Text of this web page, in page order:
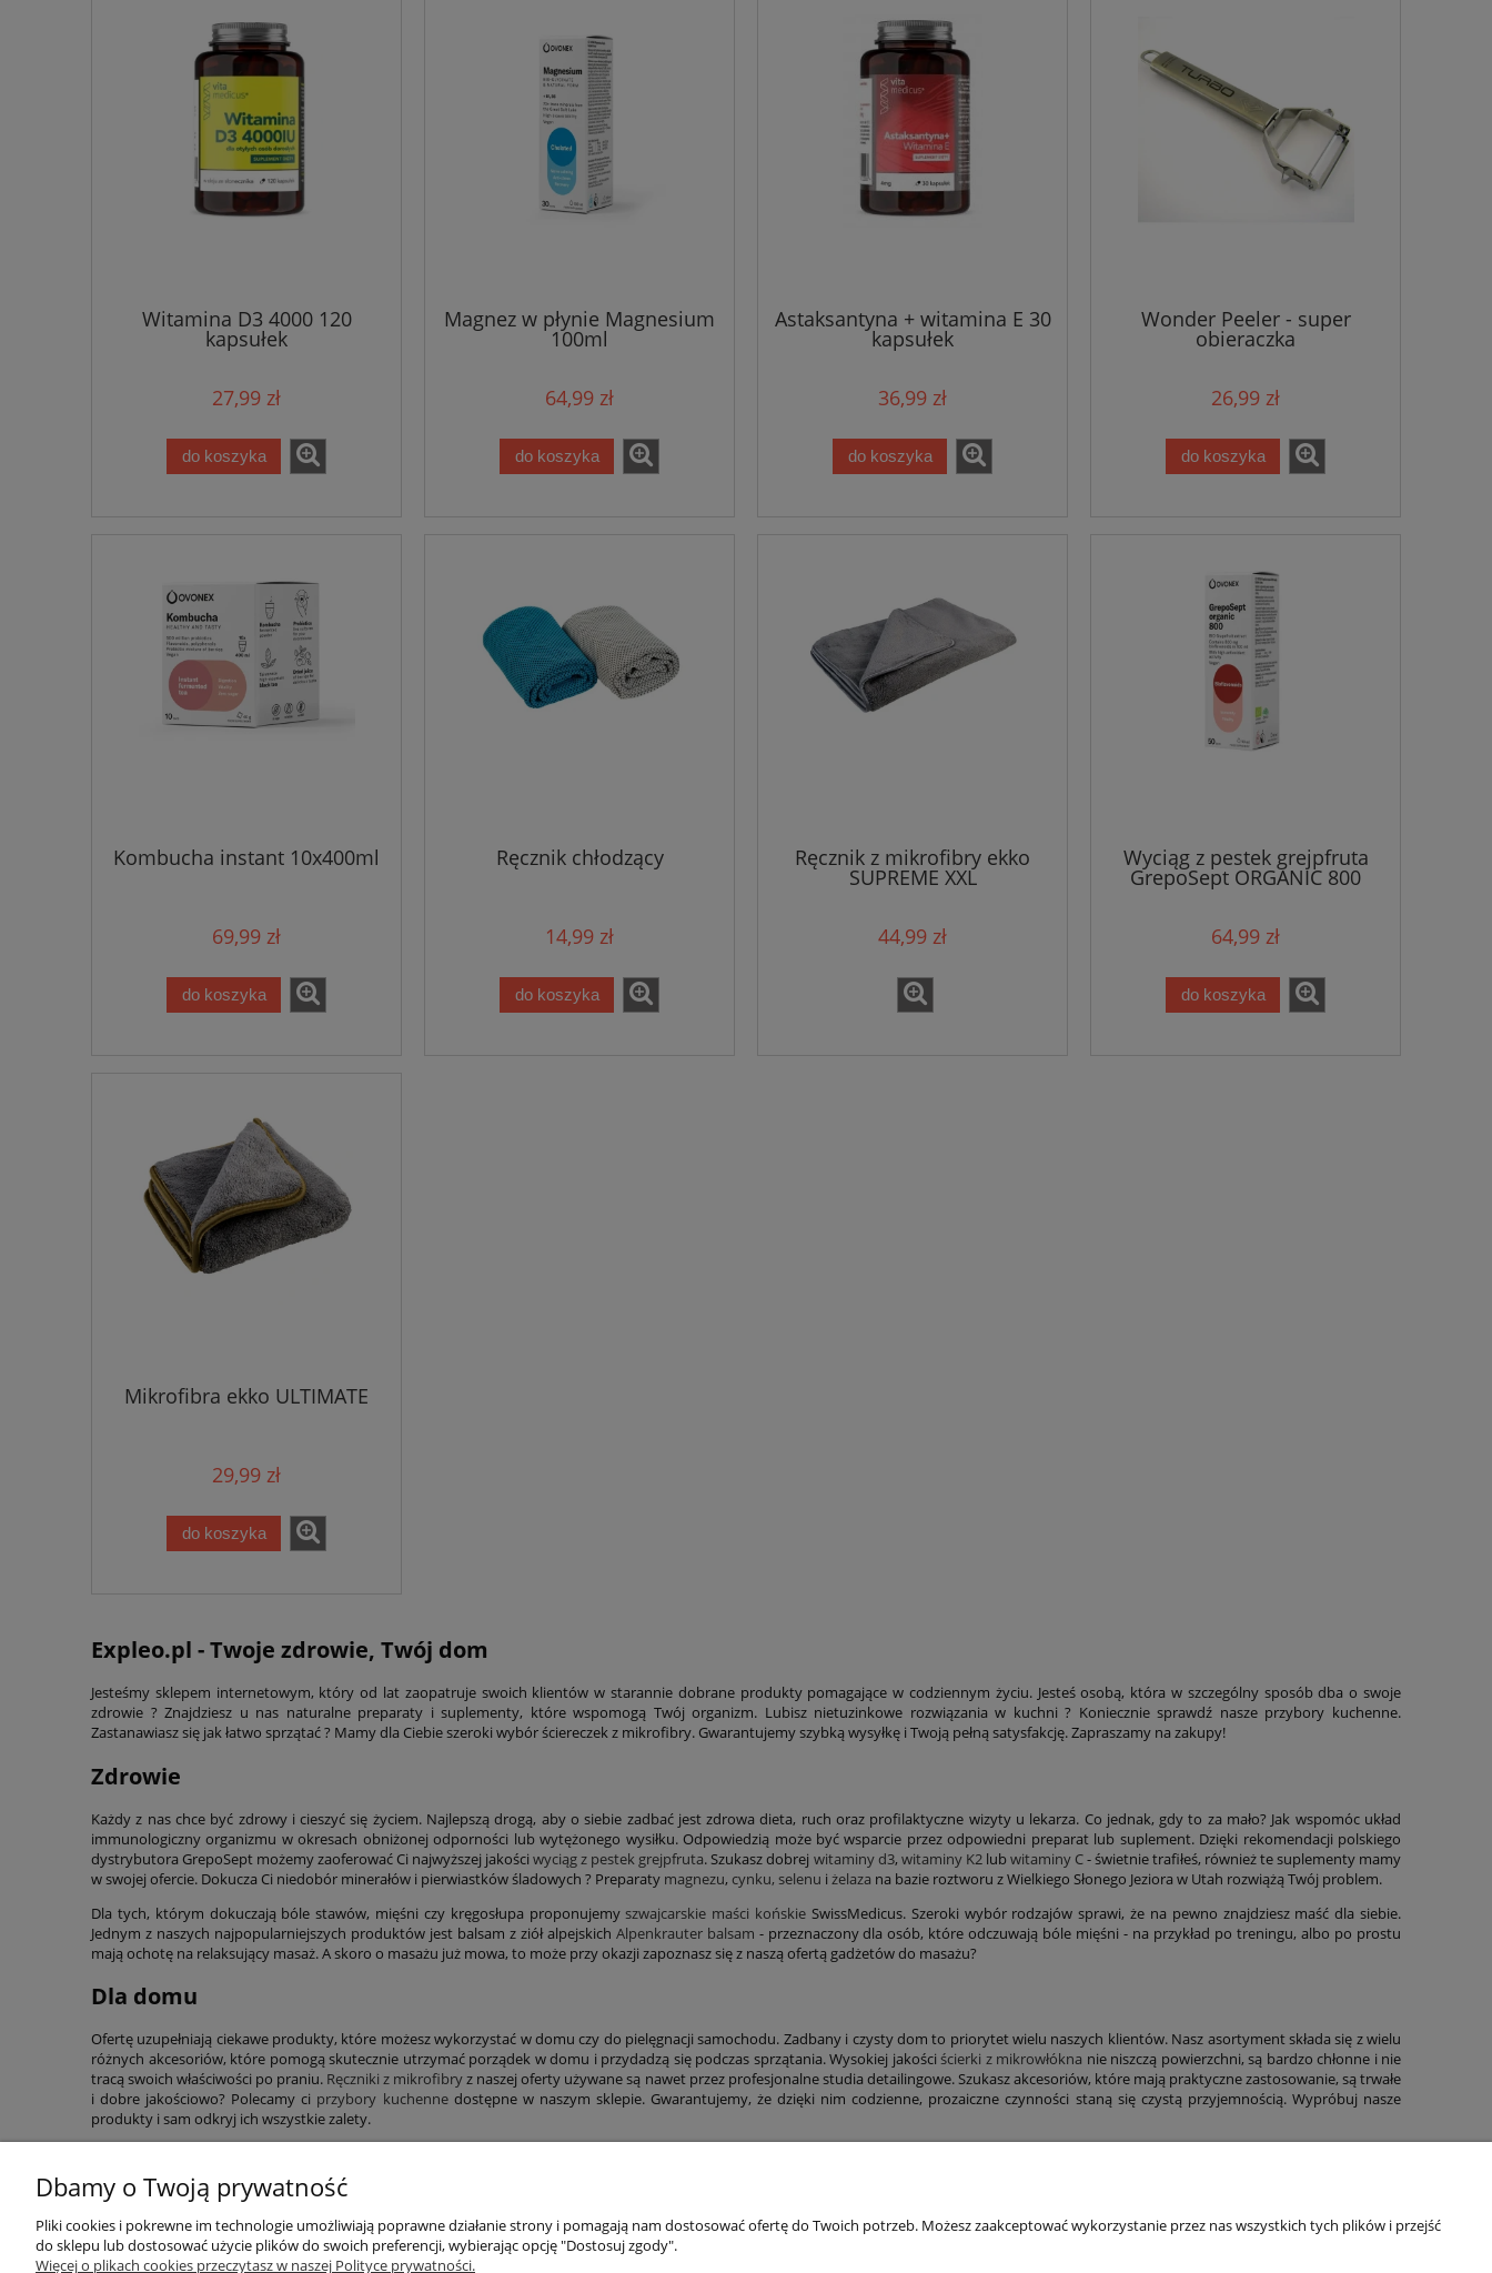
Witamina D3 4000 120
kapsułek
27,99 zł
do koszyka
Magnez w płynie Magnesium
100ml
64,99 zł
do koszyka
Astaksantyna + witamina E 30
kapsułek
36,99 zł
do koszyka
Wonder Peeler - super
obieraczka
26,99 zł
do koszyka
Kombucha instant 10x400ml
69,99 zł
do koszyka
Ręcznik chłodzący
14,99 zł
do koszyka
Ręcznik z mikrofibry ekko
SUPREME XXL
44,99 zł
Wyciąg z pestek grejpfruta
GrepoSept ORGANIC 800
64,99 zł
do koszyka
Mikrofibra ekko ULTIMATE
29,99 zł
do koszyka
Expleo.pl - Twoje zdrowie, Twój dom
Jesteśmy sklepem internetowym, który od lat zaopatruje swoich klientów w starannie dobrane produkty pomagające w codziennym życiu. Jesteś osobą, która w szczególny sposób dba o swoje
zdrowie ? Znajdziesz u nas naturalne preparaty i suplementy, które wspomogą Twój organizm. Lubisz nietuzinkowe rozwiązania w kuchni ? Koniecznie sprawdź nasze przybory kuchenne.
Zastanawiasz się jak łatwo sprzątać ? Mamy dla Ciebie szeroki wybór ściereczek z mikrofibry. Gwarantujemy szybką wysyłkę i Twoją pełną satysfakcję. Zapraszamy na zakupy!
Zdrowie
Każdy z nas chce być zdrowy i cieszyć się życiem. Najlepszą drogą, aby o siebie zadbać jest zdrowa dieta, ruch oraz profilaktyczne wizyty u lekarza. Co jednak, gdy to za mało? Jak wspomóc układ
immunologiczny organizmu w okresach obniżonej odporności lub wytężonego wysiłku. Odpowiedzią może być wsparcie przez odpowiedni preparat lub suplement. Dzięki rekomendacji polskiego
dystrybutora GrepoSept możemy zaoferować Ci najwyższej jakościwyciąg z pestek grejpfruta. Szukasz dobrej witaminy d3, witaminy K2lubwitaminy C- świetnie trafiłeś, również te suplementy mamy
w swojej ofercie. Dokucza Ci niedobór minerałów i pierwiastków śladowych ? Preparaty magnezu, cynku, selenu i żelaza na bazie roztworu z Wielkiego Słonego Jeziora w Utah rozwiążą Twój problem.
Dla tych, którym dokuczają bóle stawów, mięśni czy kręgosłupa proponujemyszwajcarskie maści końskie SwissMedicus. Szeroki wybór rodzajów sprawi, że na pewno znajdziesz maść dla siebie.
Jednym z naszych najpopularniejszych produktów jest balsam z ziół alpejskich Alpenkrauter balsam - przeznaczony dla osób, które odczuwają bóle mięśni - na przykład po treningu, albo po prostu
mają ochotę na relaksujący masaż. A skoro o masażu już mowa, to może przy okazji zapoznasz się z naszą ofertą gadżetów do masażu?
Dla domu
Ofertę uzupełniają ciekawe produkty, które możesz wykorzystać w domu czy do pielęgnacji samochodu. Zadbany i czysty dom to priorytet wielu naszych klientów. Nasz asortyment składa się z wielu
różnych akcesoriów, które pomogą skutecznie utrzymać porządek w domu i przydadzą się podczas sprzątania. Wysokiej jakości ścierki z mikrowłókna nie niszczą powierzchni, są bardzo chłonne i nie
tracą swoich właściwości po praniu. Ręczniki z mikrofibryz naszej oferty używane są nawet przez profesjonalne studia detailingowe. Szukasz akcesoriów, które mają praktyczne zastosowanie, są trwałe
i dobre jakościowo? Polecamy ci przybory kuchennedostępne w naszym sklepie. Gwarantujemy, że dzięki nim codzienne, prozaiczne czynności staną się czystą przyjemnością. Wypróbuj nasze
produkty i sam odkryj ich wszystkie zalety.
Moje konto
Twoje zamówienia
INFORMACJE
O nas
dokumenty BAZA WIEDZY
Dbamy o Twoją prywatność
Pliki cookies i pokrewne im technologie umożliwiają poprawne działanie strony i pomagają nam dostosować ofertę do Twoich potrzeb. Możesz zaakceptować wykorzystanie przez nas wszystkich tych plików i przejść
do sklepu lub dostosować użycie plików do swoich preferencji, wybierając opcję "Dostosuj zgody".
Więcej o plikach cookies przeczytasz w naszej Polityce prywatności.